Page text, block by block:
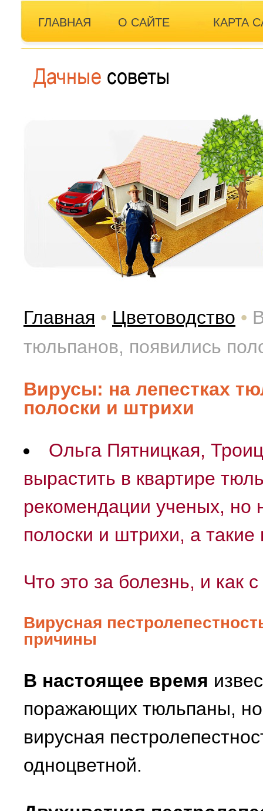
ГЛАВНАЯ О САЙТЕ КАРТА
Главная • Цветоводство •
тюльпанов, появились
Вирусы: на лепестках
полоски и штрихи
Ольга Пятницкая,
вырастить в квартире
рекомендации ученых, но
полоски и штрихи, а
Что это за болезнь, и как
Вирусная
причины
В настоящее время
поражающих тюльпаны,
вирусная
одноцветной.